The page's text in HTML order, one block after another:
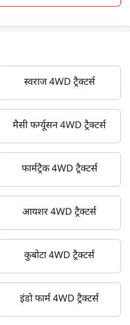
स्वराज 4WD ट्रैक्टर्स
मैसी फर्ग्यूसन 4WD ट्रैक्टर्स
फार्मट्रैक 4WD ट्रैक्टर्स
आयशर 4WD ट्रैक्टर्स
कुबोटा 4WD ट्रैक्टर्स
इंडो फार्म 4WD ट्रैक्टर्स